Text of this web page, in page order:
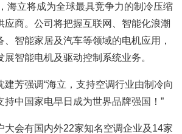
海立将成为全球最具竞争力的制冷压缩
应商。公司将把握互联网、智能化浪潮
智能家居及汽车等领域的电机应用，
智能电机及驱动控制系统业务。
建芳强调“海立，支持空调行业由制冷向
持中国家电早日成为世界品牌强国！”
大会有国内外22家知名空调企业及14家